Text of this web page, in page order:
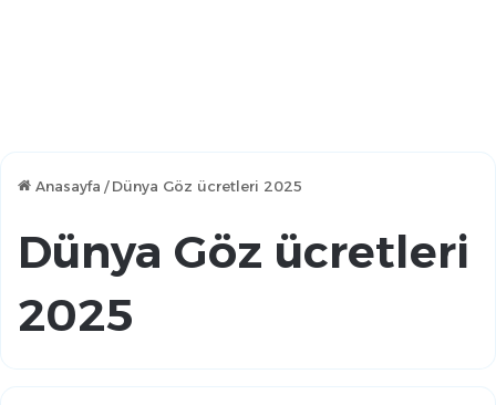
Anasayfa / Dünya Göz ücretleri 2025
Dünya Göz ücretleri
2025